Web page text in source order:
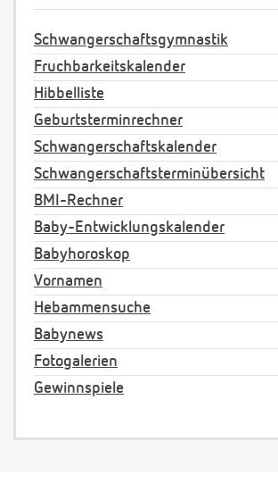
Schwangerschaftsgymnastik
Fruchbarkeitskalender
Hibbelliste
Geburtsterminrechner
Schwangerschaftskalender
Schwangerschaftsterminübersicht
BMI-Rechner
Baby-Entwicklungskalender
Babyhoroskop
Vornamen
Hebammensuche
Babynews
Fotogalerien
Gewinnspiele